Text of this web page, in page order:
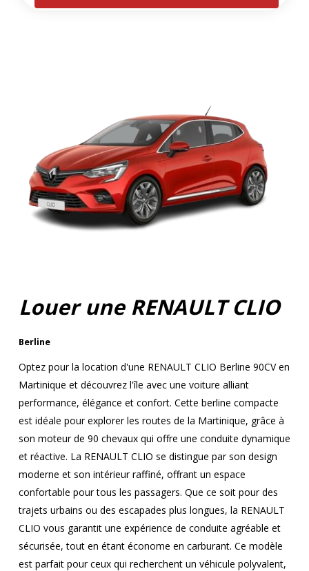
Louer une RENAULT CLIO
Berline
Optez pour la location d'une RENAULT CLIO Berline 90CV en
Martinique et découvrez l'île avec une voiture alliant
performance, élégance et confort. Cette berline compacte
est idéale pour explorer les routes de la Martinique, grâce à
son moteur de 90 chevaux qui offre une conduite dynamique
et réactive. La RENAULT CLIO se distingue par son design
moderne et son intérieur raffiné, offrant un espace
confortable pour tous les passagers. Que ce soit pour des
trajets urbains ou des escapades plus longues, la RENAULT
CLIO vous garantit une expérience de conduite agréable et
sécurisée, tout en étant économe en carburant. Ce modèle
est parfait pour ceux qui recherchent un véhicule polyvalent,